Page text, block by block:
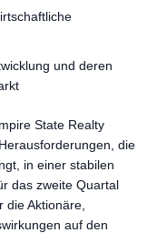
und deren
State Realty
die
in einer stabilen
das zweite Quartal
die Aktionäre,
auf den